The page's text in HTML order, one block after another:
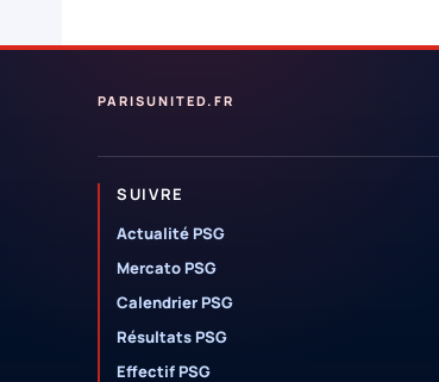
PARISUNITED.FR
SUIVRE
Actualité PSG
Mercato PSG
Calendrier PSG
Résultats PSG
Effectif PSG